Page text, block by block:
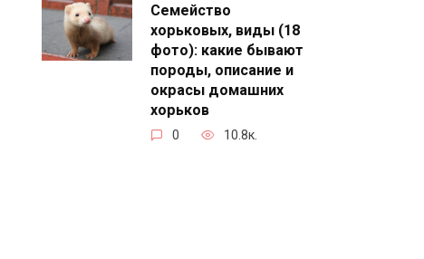
Семейство
хорьковых, виды (18
фото): какие бывают
породы, описание и
окрасы домашних
хорьков
0 10.8к.